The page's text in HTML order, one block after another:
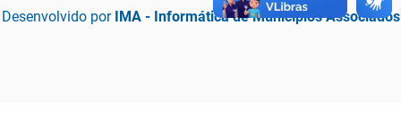
Desenvolvido por IMA - Informática de Municípios Associados